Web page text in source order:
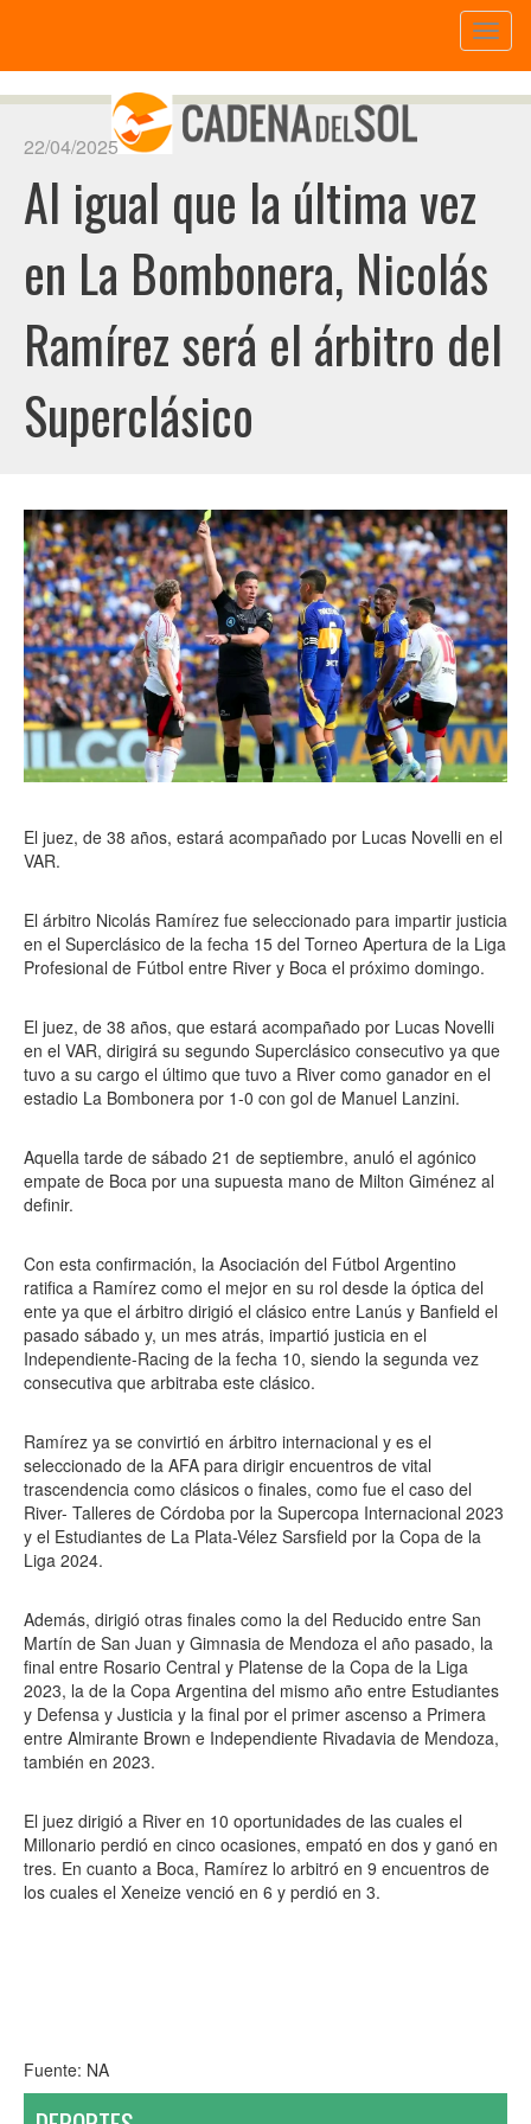
22/04/2025
Al igual que la última vez
en La Bombonera, Nicolás
Ramírez será el árbitro del
Superclásico
El juez, de 38 años, estará acompañado por Lucas Novelli en el
VAR.
El árbitro Nicolás Ramírez fue seleccionado para impartir justicia
en el Superclásico de la fecha 15 del Torneo Apertura de la Liga
Profesional de Fútbol entre River y Boca el próximo domingo.
El juez, de 38 años, que estará acompañado por Lucas Novelli
en el VAR, dirigirá su segundo Superclásico consecutivo ya que
tuvo a su cargo el último que tuvo a River como ganador en el
estadio La Bombonera por 1-0 con gol de Manuel Lanzini.
Aquella tarde de sábado 21 de septiembre, anuló el agónico
empate de Boca por una supuesta mano de Milton Giménez al
definir.
Con esta confirmación, la Asociación del Fútbol Argentino
ratifica a Ramírez como el mejor en su rol desde la óptica del
ente ya que el árbitro dirigió el clásico entre Lanús y Banfield el
pasado sábado y, un mes atrás, impartió justicia en el
Independiente-Racing de la fecha 10, siendo la segunda vez
consecutiva que arbitraba este clásico.
Ramírez ya se convirtió en árbitro internacional y es el
seleccionado de la AFA para dirigir encuentros de vital
trascendencia como clásicos o finales, como fue el caso del
River- Talleres de Córdoba por la Supercopa Internacional 2023
y el Estudiantes de La Plata-Vélez Sarsfield por la Copa de la
Liga 2024.
Además, dirigió otras finales como la del Reducido entre San
Martín de San Juan y Gimnasia de Mendoza el año pasado, la
final entre Rosario Central y Platense de la Copa de la Liga
2023, la de la Copa Argentina del mismo año entre Estudiantes
y Defensa y Justicia y la final por el primer ascenso a Primera
entre Almirante Brown e Independiente Rivadavia de Mendoza,
también en 2023.
El juez dirigió a River en 10 oportunidades de las cuales el
Millonario perdió en cinco ocasiones, empató en dos y ganó en
tres. En cuanto a Boca, Ramírez lo arbitró en 9 encuentros de
los cuales el Xeneize venció en 6 y perdió en 3.
Fuente: NA